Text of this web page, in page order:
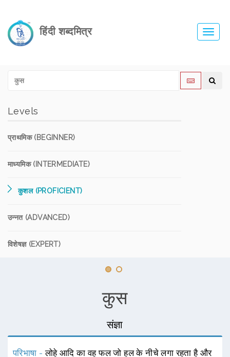
हिंदी शब्दमित्र
Levels
प्राथमिक (BEGINNER)
माध्यमिक (INTERMEDIATE)
कुशल (PROFICIENT)
उन्नत (ADVANCED)
विशेषज्ञ (EXPERT)
कुस
संज्ञा
परिभाषा -लोहे आदि का वह फल जो हल के नीचे लगा रहता है और